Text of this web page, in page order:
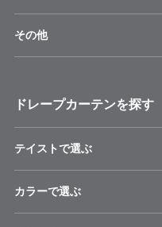
その他
ドレープカーテンを探す
テイストで選ぶ
カラーで選ぶ